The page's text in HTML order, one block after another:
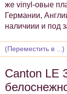
же vinyl-овые
Германии,
наличиии и под
Canton LE